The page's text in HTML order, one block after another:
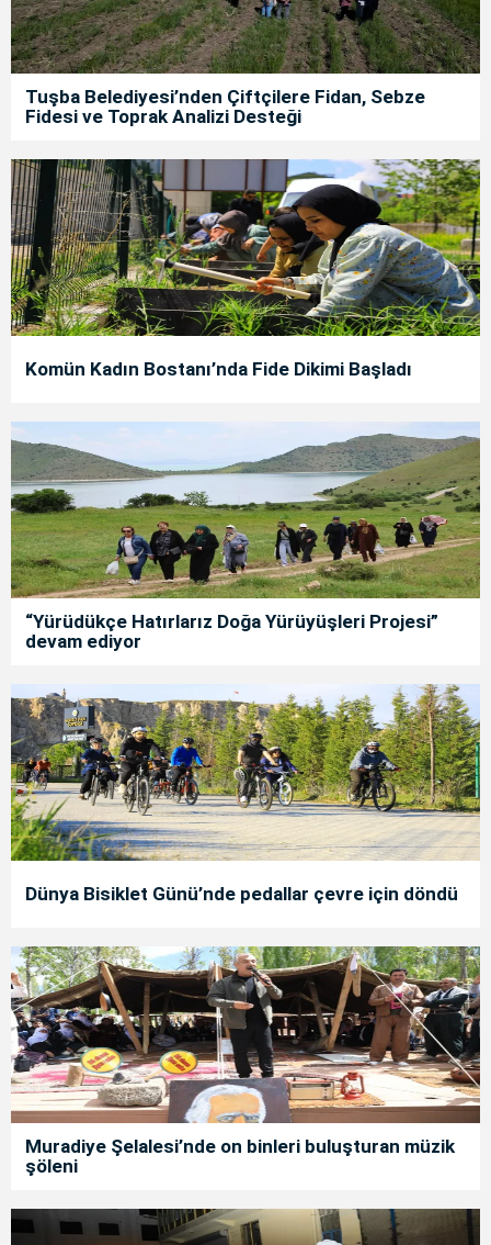
Tuşba Belediyesi’nden Çiftçilere Fidan, Sebze
Fidesi ve Toprak Analizi Desteği
Komün Kadın Bostanı’nda Fide Dikimi Başladı
“Yürüdükçe Hatırlarız Doğa Yürüyüşleri Projesi”
devam ediyor
Dünya Bisiklet Günü’nde pedallar çevre için döndü
Muradiye Şelalesi’nde on binleri buluşturan müzik
şöleni